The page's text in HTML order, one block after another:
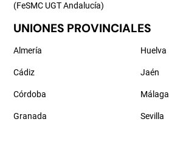
(FeSMC UGT Andalucía)
UNIONES PROVINCIALES
Almería
Cádiz
Córdoba
Granada
Huelva
Jaén
Málaga
Sevilla